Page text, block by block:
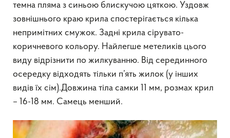
темна пляма з синьою блискучою цяткою. Уздовж
зовнішнього краю крила спостерігається кілька
непримітних смужок. Задні крила сірувато-
коричневого кольору. Найлегше метеликів цього
виду відрізнити по жилкуванню. Від серединного
осередку відходять тільки п’ять жилок (у інших
видів їх сім).Довжина тіла самки 11 мм, розмах крил
– 16-18 мм. Самець менший.